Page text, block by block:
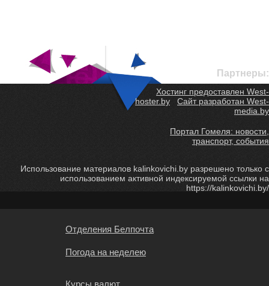
Партнеры:
Хостинг предоставлен West-
hoster.by
Сайт разработан West-
media.by
Портал Гомеля: новости,
транспорт, события
Использование материалов kalinkovichi.by разрешено только с
использованием активной индексируемой ссылки на
https://kalinkovichi.by/
Отделения Белпочта
Погода на неделею
Курсы валют